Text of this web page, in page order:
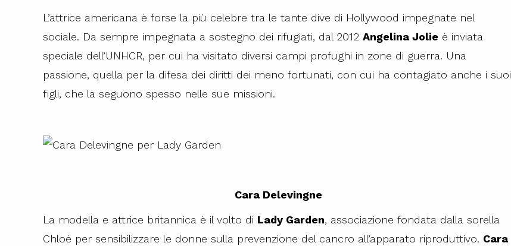
L’attrice americana è forse la più celebre tra le tante dive di Hollywood impegnate nel
sociale. Da sempre impegnata a sostegno dei rifugiati, dal 2012 Angelina Jolie è inviata
speciale dell’UNHCR, per cui ha visitato diversi campi profughi in zone di guerra. Una
passione, quella per la difesa dei diritti dei meno fortunati, con cui ha contagiato anche i suoi
figli, che la seguono spesso nelle sue missioni.
Cara Delevingne
La modella e attrice britannica è il volto di Lady Garden, associazione fondata dalla sorella
Chloé per sensibilizzare le donne sulla prevenzione del cancro all’apparato riproduttivo. Cara